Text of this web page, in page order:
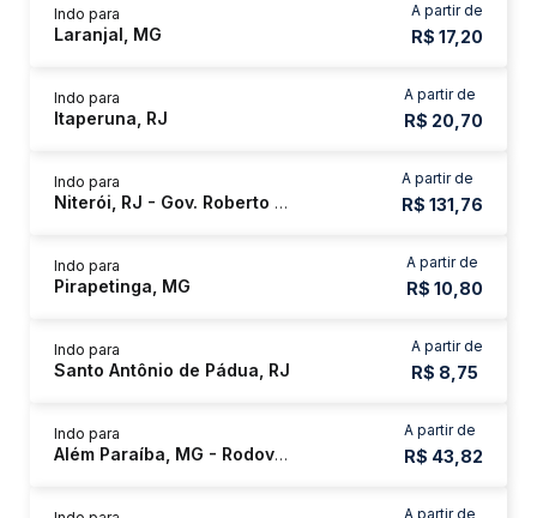
A partir de
R$ 17,20
Indo para
Laranjal, MG
A partir de
R$ 20,70
Indo para
Itaperuna, RJ
A partir de
R$ 131,76
Indo para
Niterói, RJ - Gov. Roberto Silveira
A partir de
R$ 10,80
Indo para
Pirapetinga, MG
A partir de
R$ 8,75
Indo para
Santo Antônio de Pádua, RJ
A partir de
R$ 43,82
Indo para
Além Paraíba, MG - Rodoviária
A partir de